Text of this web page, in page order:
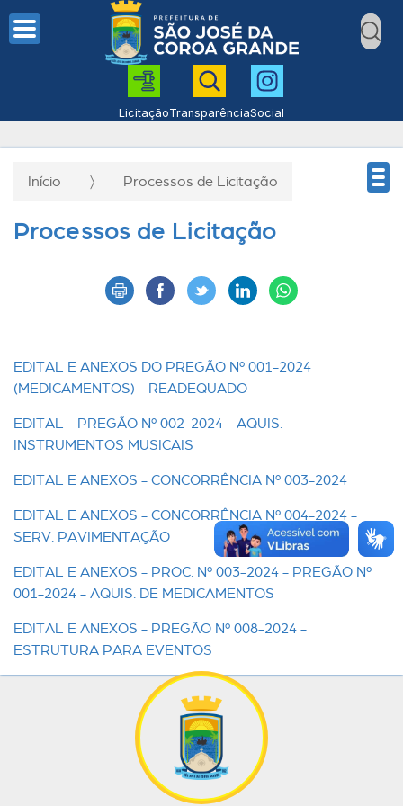
LicitaçãoTransparênciaSocial
Início Processos de Licitação
Processos de Licitação
EDITAL E ANEXOS DO PREGÃO Nº 001-2024
(MEDICAMENTOS) - READEQUADO
EDITAL - PREGÃO Nº 002-2024 - AQUIS.
INSTRUMENTOS MUSICAIS
EDITAL E ANEXOS - CONCORRÊNCIA Nº 003-2024
EDITAL E ANEXOS - CONCORRÊNCIA Nº 004-2024 -
SERV. PAVIMENTAÇÃO
EDITAL E ANEXOS - PROC. Nº 003-2024 - PREGÃO Nº
001-2024 - AQUIS. DE MEDICAMENTOS
EDITAL E ANEXOS - PREGÃO Nº 008-2024 -
ESTRUTURA PARA EVENTOS